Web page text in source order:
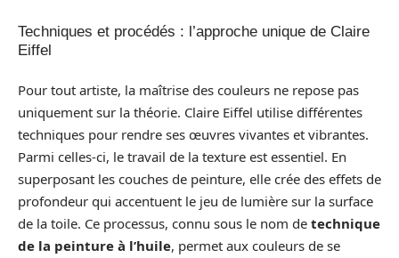
Techniques et procédés : l’approche unique de Claire
Eiffel
Pour tout artiste, la maîtrise des couleurs ne repose pas
uniquement sur la théorie. Claire Eiffel utilise différentes
techniques pour rendre ses œuvres vivantes et vibrantes.
Parmi celles-ci, le travail de la texture est essentiel. En
superposant les couches de peinture, elle crée des effets de
profondeur qui accentuent le jeu de lumière sur la surface
de la toile. Ce processus, connu sous le nom de technique
de la peinture à l’huile, permet aux couleurs de se